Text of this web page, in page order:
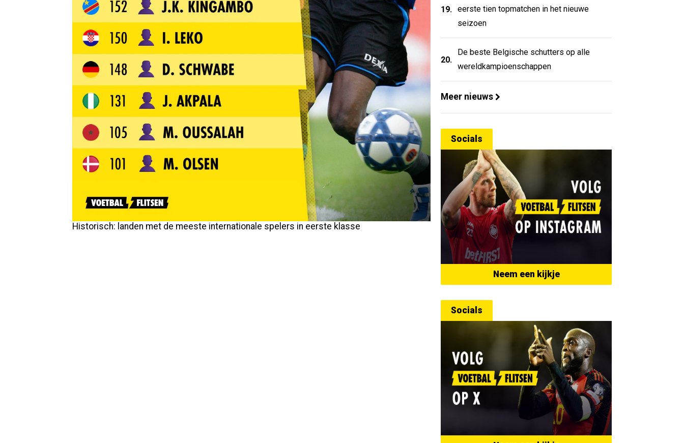
Historisch: landen met de meeste internationale spelers in eerste klasse
19.
eerste tien topmatchen in het nieuwe
seizoen
20.
De beste Belgische schutters op alle
wereldkampioenschappen
Meer nieuws
Socials
Neem een kijkje
Socials